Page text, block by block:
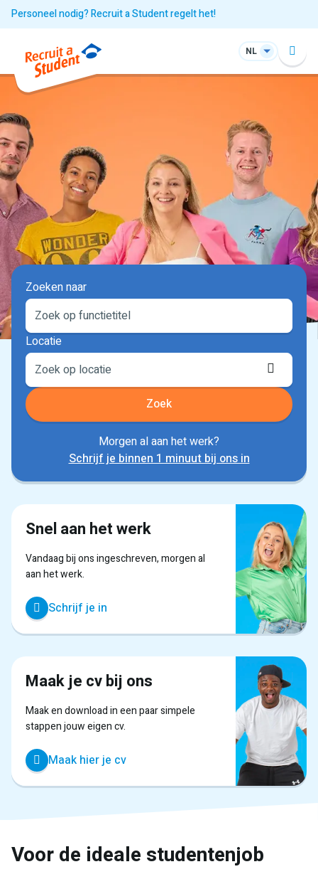
Personeel nodig? Recruit a Student regelt het!
NL
Zoeken naar
Locatie
Zoek
Morgen al aan het werk?
Schrijf je binnen 1 minuut bij ons in
Snel aan het werk
Vandaag bij ons ingeschreven, morgen al
aan het werk.
Schrijf je in
Maak je cv bij ons
Maak en download in een paar simpele
stappen jouw eigen cv.
Maak hier je cv
Voor de ideale studentenjob